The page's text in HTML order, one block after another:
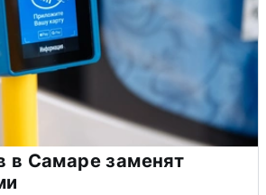
в Самаре заменят